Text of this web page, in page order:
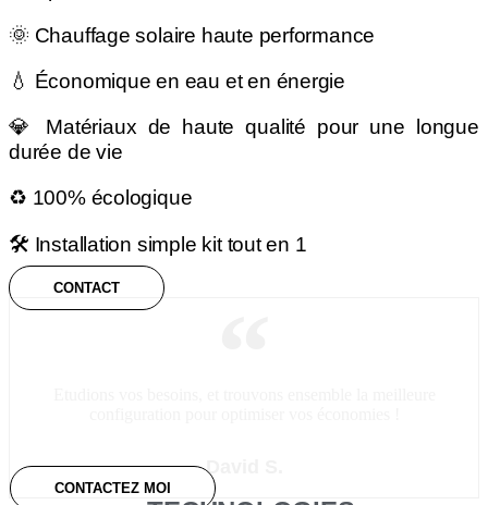
🌞 Chauffage solaire haute performance
💧 Économique en eau et en énergie
💎 Matériaux de haute qualité pour une longue
durée de vie
♻️ 100% écologique
🛠️ Installation simple kit tout en 1
CONTACT
David S.
CONTACTEZ MOI